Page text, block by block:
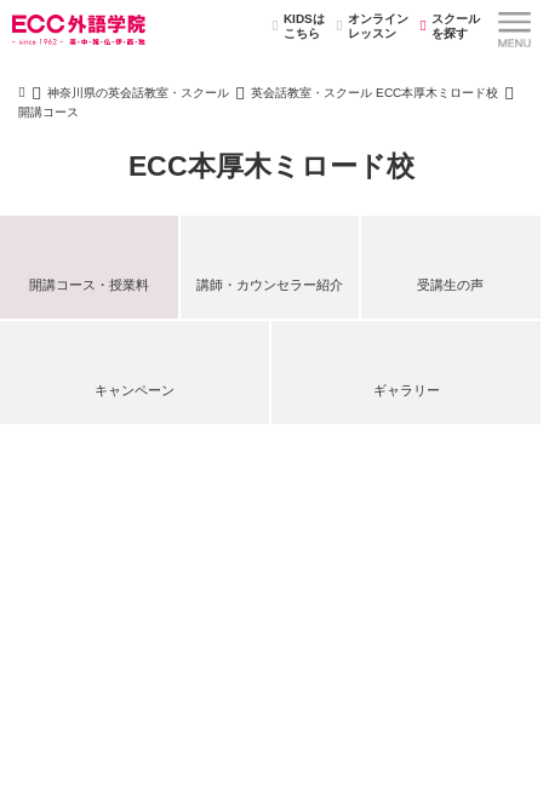
KIDSは
こちら
オンライン
レッスン
スクール
を探す
神奈川県の英会話教室・スクール
英会話教室・スクール ECC本厚木ミロード校
開講コース
ECC本厚木ミロード校
開講コース・授業料 講師・カウンセラー紹介 受講生の声
キャンペーン ギャラリー